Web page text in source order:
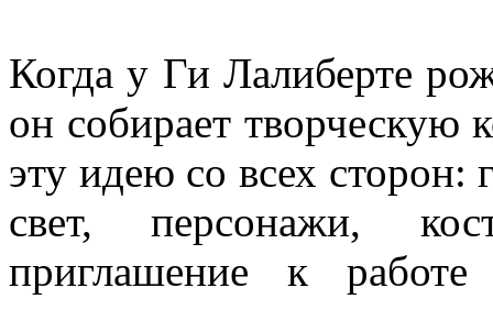
Когда у Ги Лалиберте
он собирает творческую
эту идею со всех сторон:
свет, персонажи,
приглашение к